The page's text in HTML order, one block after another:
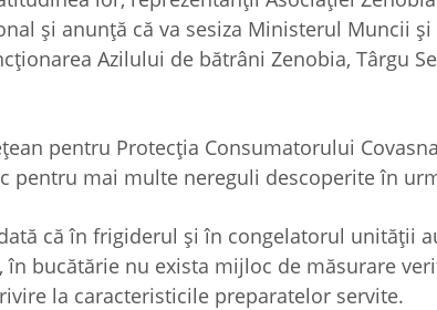
şi anunţă că va sesiza Ministerul Muncii şi
Azilului de bătrâni Zenobia, Târgu
pentru Protecţia Consumatorului
pentru mai multe nereguli descoperite în
că în frigiderul şi în congelatorul unităţii
bucătărie nu exista mijloc de măsurare
la caracteristicile preparatelor servite.